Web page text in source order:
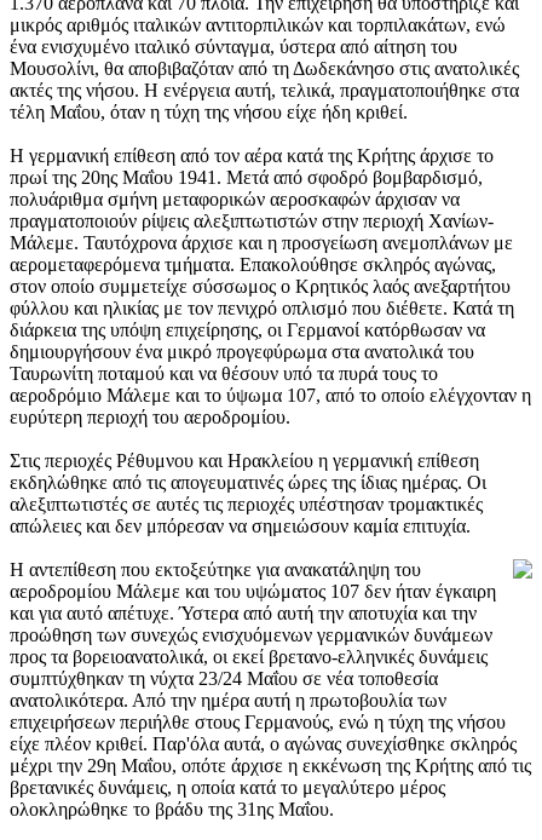
μικρός αριθμός ιταλικών αντιτορπιλικών και τορπιλακάτων, ενώ
ένα ενισχυμένο ιταλικό σύνταγμα, ύστερα από αίτηση του
Μουσολίνι, θα αποβιβαζόταν από τη Δωδεκάνησο στις ανατολικές
ακτές της νήσου. Η ενέργεια αυτή, τελικά, πραγματοποιήθηκε στα
τέλη Μαΐου, όταν η τύχη της νήσου είχε ήδη κριθεί.
Η γερμανική επίθεση από τον αέρα κατά της Κρήτης άρχισε το
πρωί της 20ης Μαΐου 1941. Μετά από σφοδρό βομβαρδισμό,
πολυάριθμα σμήνη μεταφορικών αεροσκαφών άρχισαν να
πραγματοποιούν ρίψεις αλεξιπτωτιστών στην περιοχή Χανίων-
Μάλεμε. Ταυτόχρονα άρχισε και η προσγείωση ανεμοπλάνων με
αερομεταφερόμενα τμήματα. Επακολούθησε σκληρός αγώνας,
στον οποίο συμμετείχε σύσσωμος ο Κρητικός λαός ανεξαρτήτου
φύλλου και ηλικίας με τον πενιχρό οπλισμό που διέθετε. Κατά τη
διάρκεια της υπόψη επιχείρησης, οι Γερμανοί κατόρθωσαν να
δημιουργήσουν ένα μικρό προγεφύρωμα στα ανατολικά του
Ταυρωνίτη ποταμού και να θέσουν υπό τα πυρά τους το
αεροδρόμιο Μάλεμε και το ύψωμα 107, από το οποίο ελέγχονταν η
ευρύτερη περιοχή του αεροδρομίου.
Στις περιοχές Ρέθυμνου και Ηρακλείου η γερμανική επίθεση
εκδηλώθηκε από τις απογευματινές ώρες της ίδιας ημέρας. Οι
αλεξιπτωτιστές σε αυτές τις περιοχές υπέστησαν τρομακτικές
απώλειες και δεν μπόρεσαν να σημειώσουν καμία επιτυχία.
Η αντεπίθεση που εκτοξεύτηκε για ανακατάληψη του
αεροδρομίου Μάλεμε και του υψώματος 107 δεν ήταν έγκαιρη
και για αυτό απέτυχε. Ύστερα από αυτή την αποτυχία και την
προώθηση των συνεχώς ενισχυόμενων γερμανικών δυνάμεων
προς τα βορειοανατολικά, οι εκεί βρετανο-ελληνικές δυνάμεις
συμπτύχθηκαν τη νύχτα 23/24 Μαΐου σε νέα τοποθεσία
ανατολικότερα. Από την ημέρα αυτή η πρωτοβουλία των
επιχειρήσεων περιήλθε στους Γερμανούς, ενώ η τύχη της νήσου
είχε πλέον κριθεί. Παρ'όλα αυτά, ο αγώνας συνεχίσθηκε σκληρός
μέχρι την 29η Μαΐου, οπότε άρχισε η εκκένωση της Κρήτης από τις
βρετανικές δυνάμεις, η οποία κατά το μεγαλύτερο μέρος
ολοκληρώθηκε το βράδυ της 31ης Μαΐου.